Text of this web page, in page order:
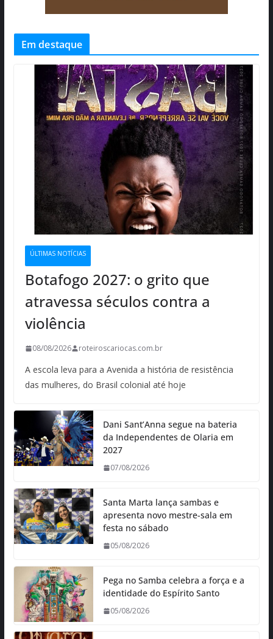
Em destaque
ÚLTIMAS NOTÍCIAS
Botafogo 2027: o grito que
atravessa séculos contra a
violência
08/08/2026 roteiroscariocas.com.br
A escola leva para a Avenida a história de resistência
das mulheres, do Brasil colonial até hoje
Dani Sant’Anna segue na bateria
da Independentes de Olaria em
2027
07/08/2026
Santa Marta lança sambas e
apresenta novo mestre-sala em
festa no sábado
05/08/2026
Pega no Samba celebra a força e a
identidade do Espírito Santo
05/08/2026